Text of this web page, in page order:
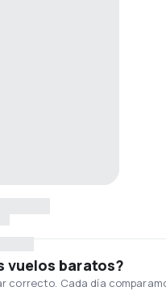
vuelos baratos?
correcto. Cada día